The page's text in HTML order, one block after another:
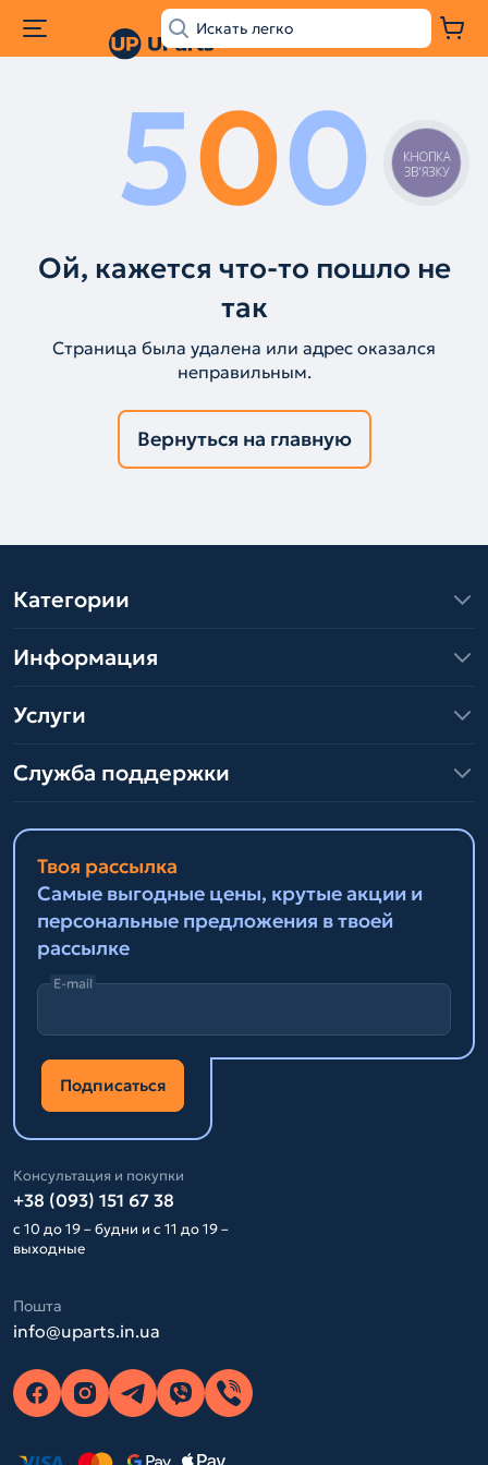
500
Ой, кажется что-то пошло не
так
Страница была удалена или адрес оказался
неправильным.
Вернуться на главную
Категории
Информация
Услуги
Служба поддержки
Твоя рассылка
Самые выгодные цены, крутые акции и
персональные предложения в твоей
рассылке
E-mail
Подписаться
Консультация и покупки
+38 (093) 151 67 38
с 10 до 19 – будни и с 11 до 19 –
выходные
Пошта
info@uparts.in.ua
КНОПКА
ЗВ'ЯЗКУ